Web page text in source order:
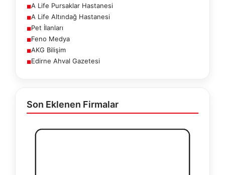
■A Life Pursaklar Hastanesi
■A Life Altındağ Hastanesi
■Pet İlanları
■Feno Medya
■AKG Bilişim
■Edirne Ahval Gazetesi
Son Eklenen Firmalar